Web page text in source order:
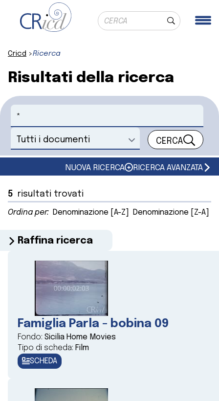
Ricerca globale
Cerca
Cricd Ricerca
Risultati della ricerca
Cerca
Seleziona un documento CERCA
NUOVA RICERCA RICERCA AVANZATA
5 risultati trovati
Ordina per: Denominazione [A-Z] Denominazione [Z-A]
Raffina ricerca
Famiglia Parla - bobina 09
Fondo: Sicilia Home Movies
Tipo di scheda: Film
SCHEDA